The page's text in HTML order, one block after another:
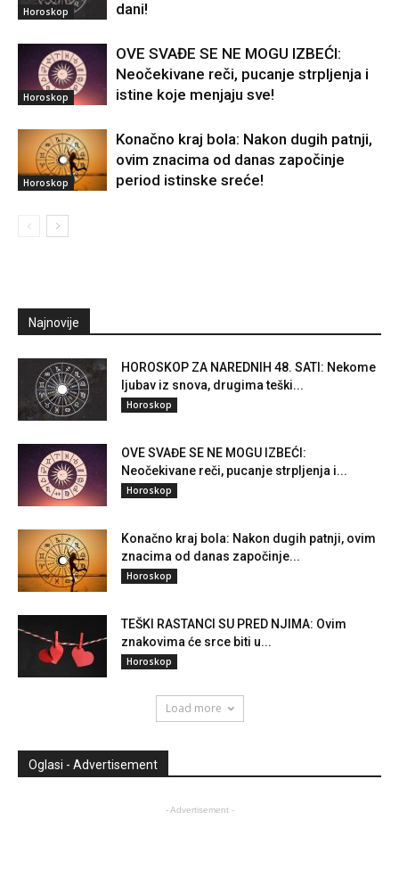
Horoskop
dani!
Horoskop
OVE SVAĐE SE NE MOGU IZBEĆI:
Neočekivane reči, pucanje strpljenja i
istine koje menjaju sve!
Horoskop
Konačno kraj bola: Nakon dugih patnji,
ovim znacima od danas započinje
period istinske sreće!
Najnovije
HOROSKOP ZA NAREDNIH 48. SATI: Nekome
ljubav iz snova, drugima teški...
Horoskop
OVE SVAĐE SE NE MOGU IZBEĆI:
Neočekivane reči, pucanje strpljenja i...
Horoskop
Konačno kraj bola: Nakon dugih patnji, ovim
znacima od danas započinje...
Horoskop
TEŠKI RASTANCI SU PRED NJIMA: Ovim
znakovima će srce biti u...
Horoskop
Load more
Oglasi - Advertisement
- Advertisement -